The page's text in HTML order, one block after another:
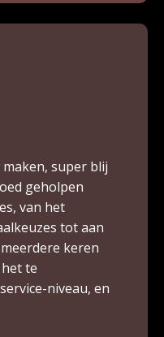
super blij
geholpen
van het
tot aan
keren
te
niveau, en